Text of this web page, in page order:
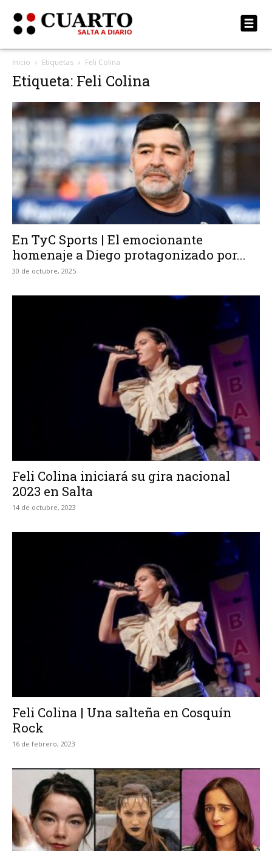
Inicio Etiquetas Feli Colina
Etiqueta: Feli Colina
En TyC Sports | El emocionante
homenaje a Diego protagonizado por...
30 de octubre, 2025
Feli Colina iniciará su gira nacional
2023 en Salta
14 de octubre, 2023
Feli Colina | Una salteña en Cosquín
Rock
16 de febrero, 2023